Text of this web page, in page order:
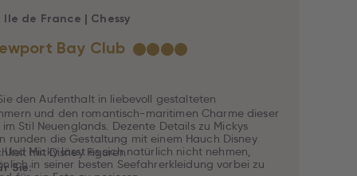
Bay Club ★★★★
Ile de France | Chessy
den Aufenthalt in liebevoll gestalteten
und den romantisch-maritimen Charme dieser
im Stil Neuenglands. Dezente Details zu Mickys
runden die Gestaltung mit einem Hauch Disney
Und Micky lässt es sich natürlich nicht nehmen,
in seiner besten Seefahrerkleidung vorbei zu
mit Disney Figuren
Sie: